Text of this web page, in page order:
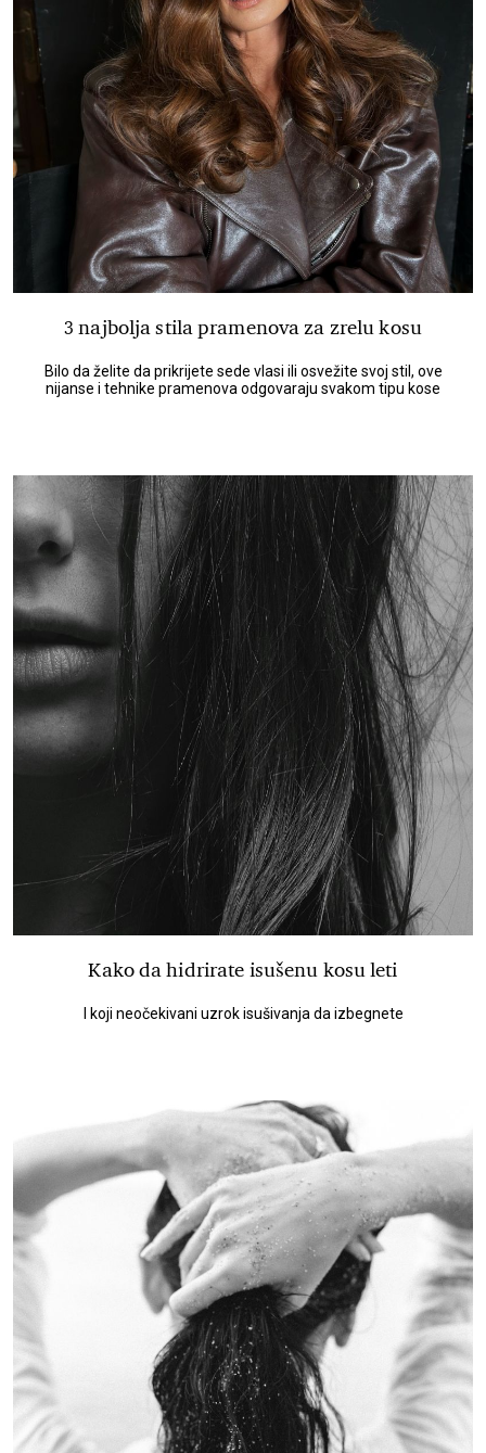
3 najbolja stila pramenova za zrelu kosu
Bilo da želite da prikrijete sede vlasi ili osvežite svoj stil, ove
nijanse i tehnike pramenova odgovaraju svakom tipu kose
Kako da hidrirate isušenu kosu leti
I koji neočekivani uzrok isušivanja da izbegnete